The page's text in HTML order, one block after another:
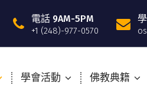
電話 9AM-5PM
+1 (248)-977-0570
學會活動 佛教典籍